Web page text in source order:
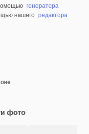
генератора
нашего редактора
фото